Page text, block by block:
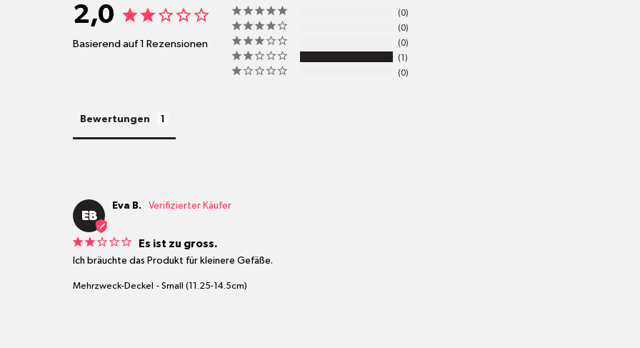
2,0
Basierend auf 1 Rezensionen
0
0
0
0
Bewertungen
EB
Eva B.
Es ist zu gross.
Ich bräuchte das Produkt für kleinere Gefäße.
Mehrzweck-Deckel Small (11.25-14.5cm)